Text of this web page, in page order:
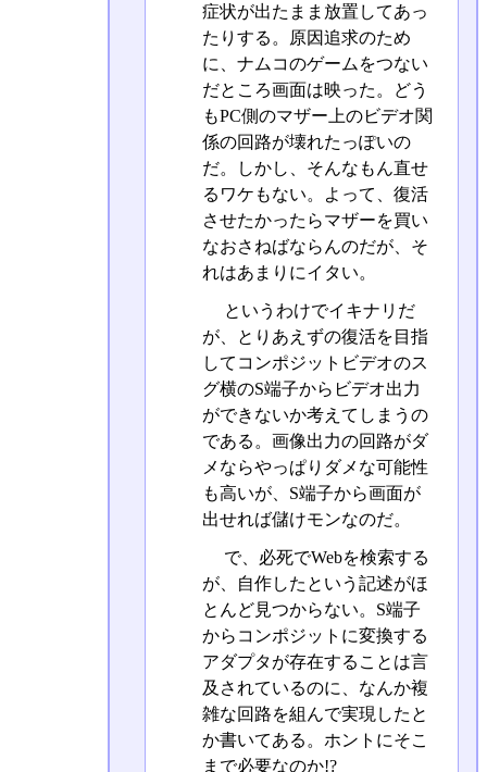
症状が出たまま放置してあっ
たりする。原因追求のため
に、ナムコのゲームをつない
だところ画面は映った。どう
もPC側のマザー上のビデオ関
係の回路が壊れたっぽいの
だ。しかし、そんなもん直せ
るワケもない。よって、復活
させたかったらマザーを買い
なおさねばならんのだが、そ
れはあまりにイタい。
というわけでイキナリだ
が、とりあえずの復活を目指
してコンポジットビデオのス
グ横のS端子からビデオ出力
ができないか考えてしまうの
である。画像出力の回路がダ
メならやっぱりダメな可能性
も高いが、S端子から画面が
出せれば儲けモンなのだ。
で、必死でWebを検索する
が、自作したという記述がほ
とんど見つからない。S端子
からコンポジットに変換する
アダプタが存在することは言
及されているのに、なんか複
雑な回路を組んで実現したと
か書いてある。ホントにそこ
まで必要なのか!?